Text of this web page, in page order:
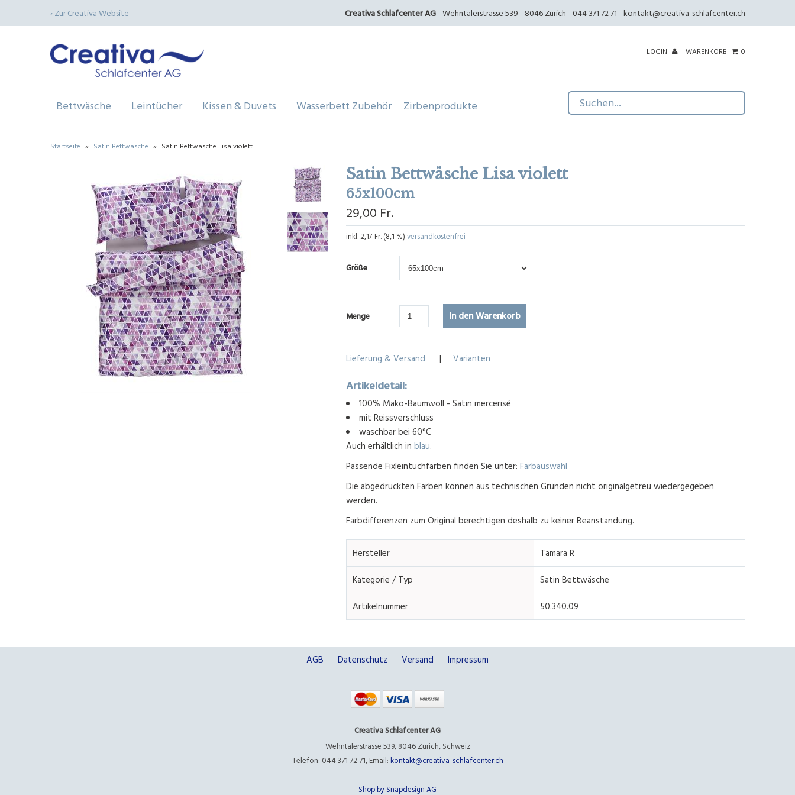
‹ Zur Creativa Website Creativa Schlafcenter AG- Wehntalerstrasse 539 - 8046 Zürich - 044 371 72 71 -kontakt@creativa-schlafcenter.ch
LOGIN WARENKORB 0
Bettwäsche Leintücher Kissen & Duvets Wasserbett Zubehör Zirbenprodukte
Startseite » Satin Bettwäsche » Satin Bettwäsche Lisa violett
Satin Bettwäsche Lisa violett
65x100cm
29,00 Fr.
inkl. 2,17 Fr.(8,1 %) versandkostenfrei
Größe
Menge
Lieferung & Versand | Varianten
Artikeldetail:
100% Mako-Baumwoll - Satin mercerisé
mit Reissverschluss
waschbar bei 60°C
Auch erhältlich in blau.
Passende Fixleintuchfarben finden Sie unter: Farbauswahl
Die abgedruckten Farben können aus technischen Gründen nicht originalgetreu wiedergegeben
werden.
Farbdifferenzen zum Original berechtigen deshalb zu keiner Beanstandung.
Hersteller
Tamara R
Kategorie / Typ
Satin Bettwäsche
Artikelnummer
50.340.09
AGB Datenschutz Versand Impressum
Creativa Schlafcenter AG
Wehntalerstrasse 539, 8046 Zürich, Schweiz
Telefon: 044 371 72 71, Email: kontakt@creativa-schlafcenter.ch
Shop by Snapdesign AG